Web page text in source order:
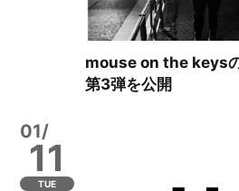
mouse on the keysの
第3弾を公開
01/
11
TUE